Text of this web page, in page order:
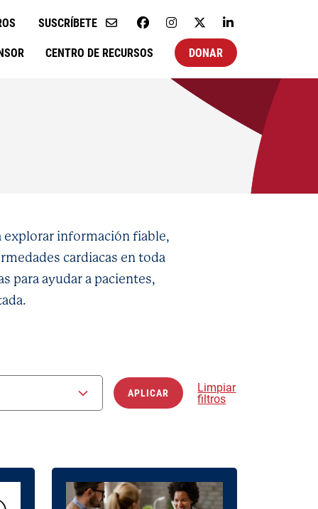
SUSCRÍBETE
CENTRO DE RECURSOS DONAR
explorar información fiable,
cardiacas en toda
para ayudar a pacientes,
APLICAR
FILTROS
Limpiar
filtros